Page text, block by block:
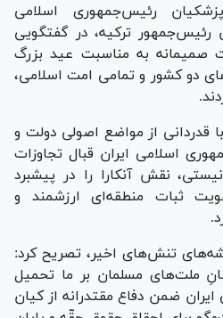
رئیس‌جمهوری اسلامی
رئیس‌جمهور ترکیه، در گفتگویی
صمیمانه به مناسبت عید بزرگ
دو کشور و تمامی امت اسلامی،
قدردانی از مواضع اصولی دولت و
اسلامی ایران قبال تجاوزات
نقش آنکارا را در پیشبرد
ثبات منطقه‌ای ارزشمند و
تنش‌های اخیر، تصریح کرد:
ملت‌های مسلمان بر ما تحمیل
ضمن دفاع مقتدرانه از کیان